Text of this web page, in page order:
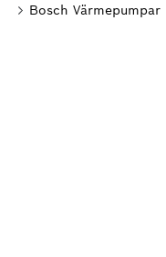
Bosch Värmepumpar